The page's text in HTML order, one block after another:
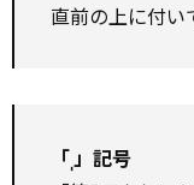
直前の上に付い
「ˌ」記号